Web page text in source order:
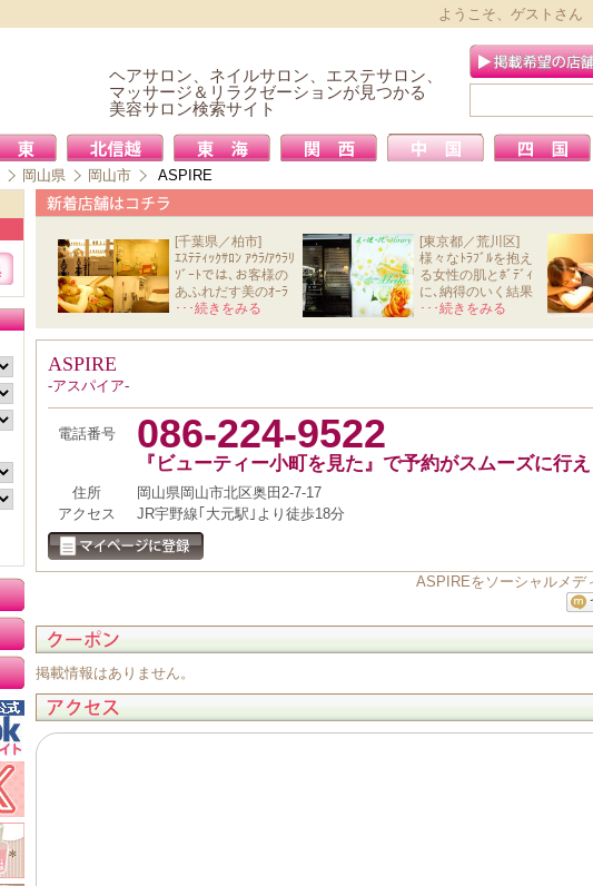
ようこそ、ゲストさん
ヘアサロン、ネイルサロン、エステサロン、
マッサージ＆リラクゼーションが見つかる
美容サロン検索サイト
岡山県 岡山市 ASPIRE
[千葉県／柏市]
ｴｽﾃﾃｨｯｸｻﾛﾝ ｱｳﾗ/ｱｳﾗﾘ
ｿﾞｰﾄでは､お客様の
あふれだす美のｵｰﾗ
と心か
･･･続きをみる
[東京都／荒川区]
様々なﾄﾗﾌﾞﾙを抱え
る女性の肌とﾎﾞﾃﾞｨ
に､納得のいく結果
を導きだ
･･･続きをみる
ASPIRE
-アスパイア-
電話番号 086-224-9522
『ビューティー小町を見た』で予約がスムーズに行え
住所
岡山県岡山市北区奥田2-7-17
アクセス
JR宇野線｢大元駅｣より徒歩18分
ASPIREをソーシャルメデ
掲載情報はありません。